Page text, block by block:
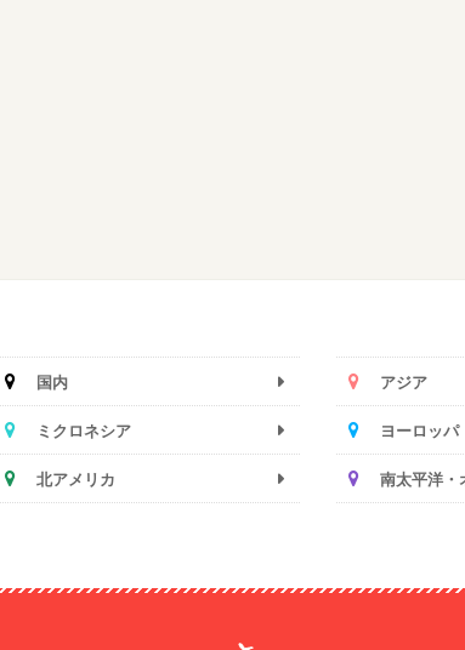
国内 アジア
ミクロネシア ヨーロッパ
北アメリカ 南太平洋・